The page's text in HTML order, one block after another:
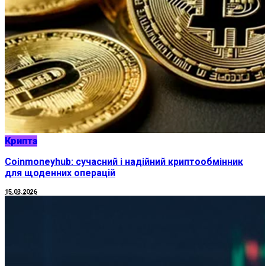
Крипта
Coinmoneyhub: сучасний і надійний криптообмінник
для щоденних операцій
15.03.2026